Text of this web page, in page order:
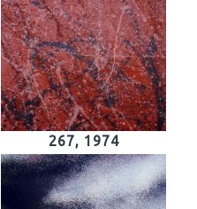
267, 1974